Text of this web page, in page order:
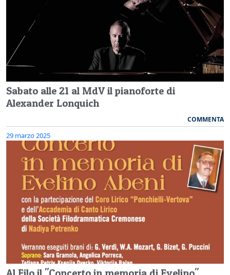
Sabato alle 21 al MdV il pianoforte di
Alexander Lonquich
COMMENTA
29 marzo 2025